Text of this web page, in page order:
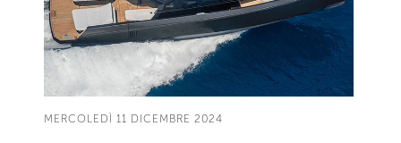
MERCOLEDÌ 11 DICEMBRE 2024